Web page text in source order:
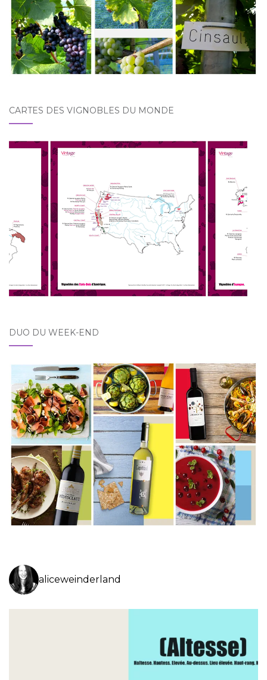
CARTES DES VIGNOBLES DU MONDE
DUO DU WEEK-END
aliceweinderland